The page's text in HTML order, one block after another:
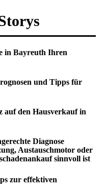
in Bayreuth Ihren
und Tipps für
auf den Hausverkauf in
Diagnose
Austauschmotor oder
sinnvoll ist
zur effektiven